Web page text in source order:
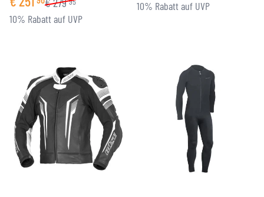
10% Rabatt auf UVP
10% Rabatt auf UVP